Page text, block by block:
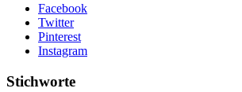
Facebook
Twitter
Pinterest
Instagram
Stichworte